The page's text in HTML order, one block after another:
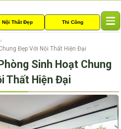
Nội Thất Đẹp Thi Công
l
a
i
g
Đẹp Với Nội Thất Hiện Đại
Sinh Hoạt Chung
Thất Hiện Đại